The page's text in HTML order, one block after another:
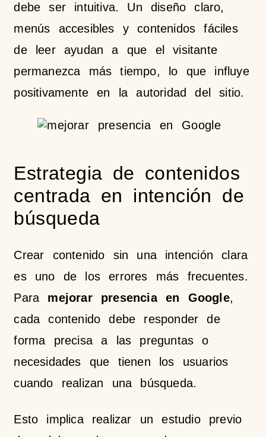
debe ser intuitiva. Un diseño claro,
menús accesibles y contenidos fáciles
de leer ayudan a que el visitante
permanezca más tiempo, lo que influye
positivamente en la autoridad del sitio.
Estrategia de contenidos
centrada en intención de
búsqueda
Crear contenido sin una intención clara
es uno de los errores más frecuentes.
Para mejorar presencia en Google,
cada contenido debe responder de
forma precisa a las preguntas o
necesidades que tienen los usuarios
cuando realizan una búsqueda.
Esto implica realizar un estudio previo